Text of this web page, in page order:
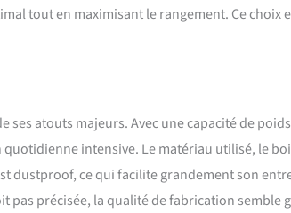
tout en maximisant le rangement. Ce choix
ses atouts majeurs. Avec une capacité de
intensive. Le matériau utilisé, le
dustproof, ce qui facilite grandement son
pas précisée, la qualité de fabrication semble